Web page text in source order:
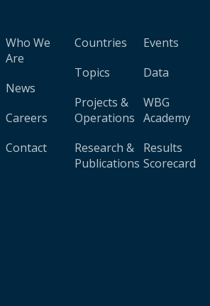
Who We
Are
News
Careers
Contact
Countries
Topics
Projects &
Operations
Research &
Publications
Events
Data
WBG
Academy
Results
Scorecard